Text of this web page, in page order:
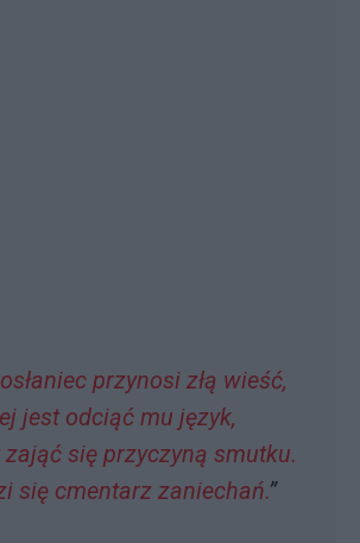
przynosi złą wieść,
jest odciąć mu język,
się przyczyną smutku.
się cmentarz zaniechań.”